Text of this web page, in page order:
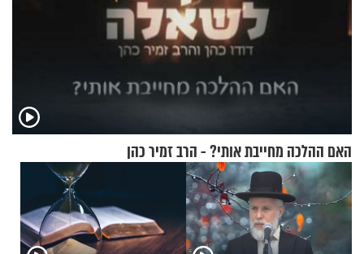
האם ההלכה מחייבת אותי? - הרב זמיר כהן